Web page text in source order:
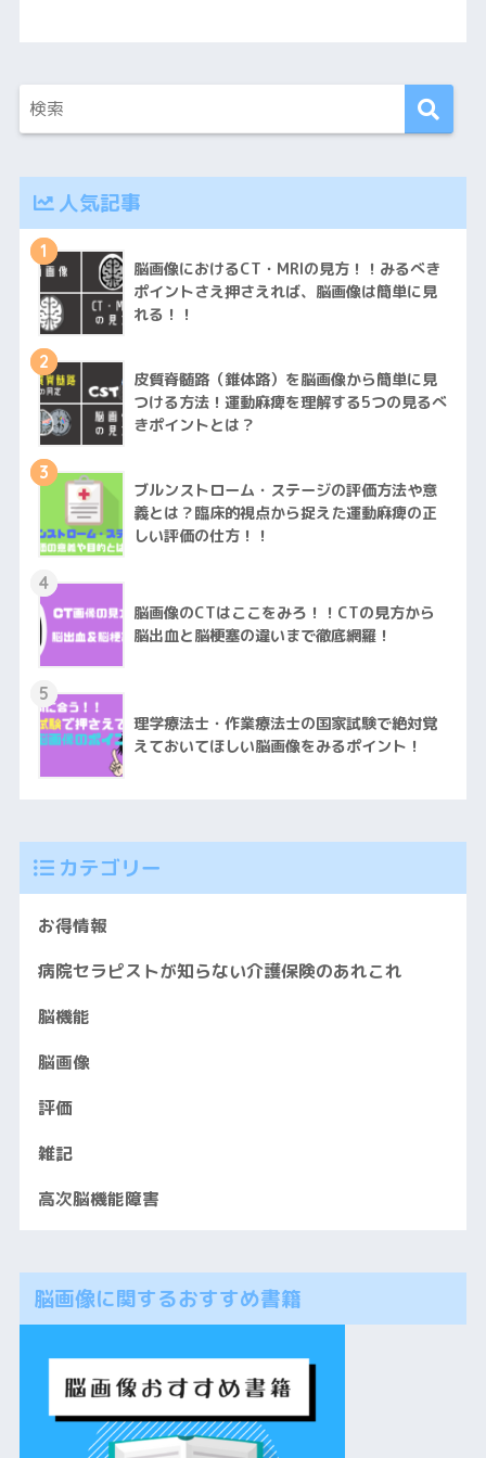
人気記事
1
脳画像におけるCT・MRIの見方！！みるべき
ポイントさえ押さえれば、脳画像は簡単に見
れる！！
2
皮質脊髄路（錐体路）を脳画像から簡単に見
つける方法！運動麻痺を理解する5つの見るべ
きポイントとは？
3
ブルンストローム・ステージの評価方法や意
義とは？臨床的視点から捉えた運動麻痺の正
しい評価の仕方！！
4
脳画像のCTはここをみろ！！CTの見方から
脳出血と脳梗塞の違いまで徹底網羅！
5
理学療法士・作業療法士の国家試験で絶対覚
えておいてほしい脳画像をみるポイント！
カテゴリー
お得情報
病院セラピストが知らない介護保険のあれこれ
脳機能
脳画像
評価
雑記
高次脳機能障害
脳画像に関するおすすめ書籍